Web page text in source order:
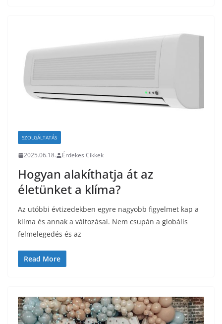
SZOLGÁLTATÁS
2025.06.18. Érdekes Cikkek
Hogyan alakíthatja át az
életünket a klíma?
Az utóbbi évtizedekben egyre nagyobb figyelmet kap a
klíma és annak a változásai. Nem csupán a globális
felmelegedés és az
Read More